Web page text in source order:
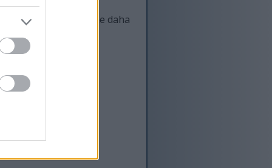
diğer web sitelerine daha
siteye ve/veya
bir satıcının